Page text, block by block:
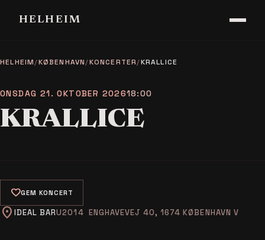
HELHEIM
HELHEIM/KØBENHAVN/KONCERTER/KRALLICE
ONSDAG 21. OKTOBER 202618:00
KRALLICE
favoriteGEM KONCERT
location_on IDEAL BAR ENGHAVEVEJ 40, 1674 KØBENHAVN V